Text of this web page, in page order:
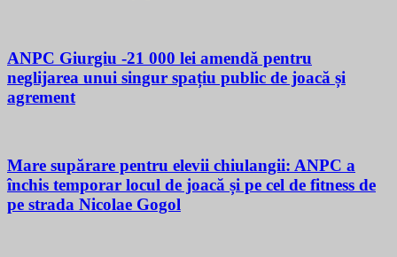
ANPC Giurgiu -21 000 lei amendă pentru
neglijarea unui singur spațiu public de joacă și
agrement
Mare supărare pentru elevii chiulangii: ANPC a
închis temporar locul de joacă și pe cel de fitness de
pe strada Nicolae Gogol